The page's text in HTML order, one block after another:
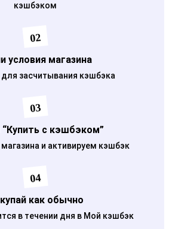
кэшбэком
02
условия магазина
засчитывания кэшбэка
03
с кэшбэком”
и активируем кэшбэк
04
как обычно
в течении дня в Мой кэшбэк